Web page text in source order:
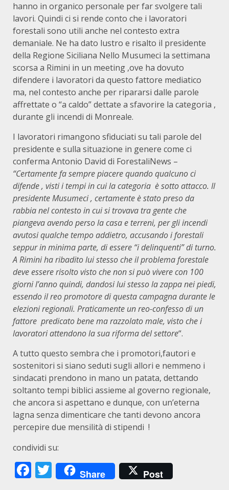
hanno in organico personale per far svolgere tali
lavori. Quindi ci si rende conto che i lavoratori
forestali sono utili anche nel contesto extra
demaniale. Ne ha dato lustro e risalto il presidente
della Regione Siciliana Nello Musumeci la settimana
scorsa a Rimini in un meeting ,ove ha dovuto
difendere i lavoratori da questo fattore mediatico
ma, nel contesto anche per ripararsi dalle parole
affrettate o “a caldo” dettate a sfavorire la categoria ,
durante gli incendi di Monreale.
I lavoratori rimangono sfiduciati su tali parole del
presidente e sulla situazione in genere come ci
conferma Antonio David di ForestaliNews –
“Certamente fa sempre piacere quando qualcuno ci
difende , visti i tempi in cui la categoria è sotto attacco. Il
presidente Musumeci , certamente è stato preso da
rabbia nel contesto in cui si trovava tra gente che
piangeva avendo perso la casa e terreni, per gli incendi
avutosi qualche tempo addietro, accusando i forestali
seppur in minima parte, di essere “i delinquenti” di turno.
A Rimini ha ribadito lui stesso che il problema forestale
deve essere risolto visto che non si può vivere con 100
giorni l’anno quindi, dandosi lui stesso la zappa nei piedi,
essendo il reo promotore di questa campagna durante le
elezioni regionali. Praticamente un reo-confesso di un
fattore predicato bene ma razzolato male, visto che i
lavoratori attendono la sua riforma del settore“.
A tutto questo sembra che i promotori,fautori e
sostenitori si siano seduti sugli allori e nemmeno i
sindacati prendono in mano un patata, dettando
soltanto tempi biblici assieme al governo regionale,
che ancora si aspettano e dunque, con un’eterna
lagna senza dimenticare che tanti devono ancora
percepire due mensilità di stipendi !
condividi su:
Facebook
Twitter
Share Post